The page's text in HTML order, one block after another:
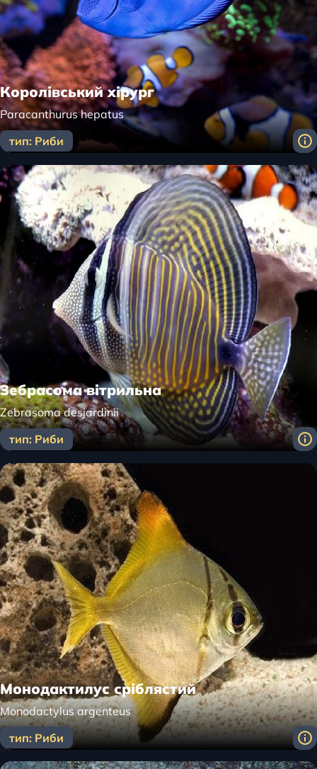
Королівський хірург
Paracanthurus hepatus
тип: Риби
Зебрасома вітрильна
Zebrasoma desjardinii
тип: Риби
Монодактилус сріблястий
Monodactylus argenteus
тип: Риби